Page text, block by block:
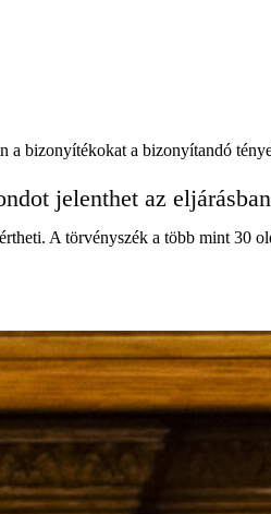
bizonyítékokat a bizonyítandó
jelenthet az
A törvényszék a több mint 30